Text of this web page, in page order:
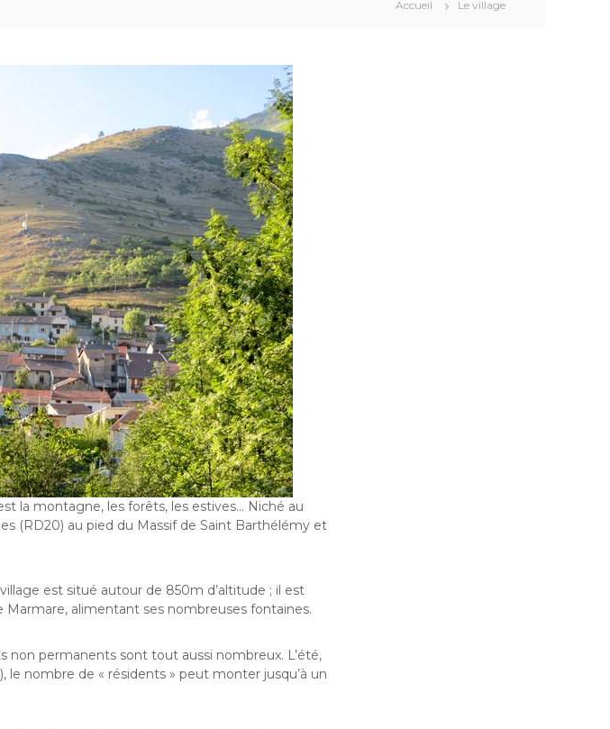
Accueil Le village
la montagne, les forêts, les estives… Niché au
(RD20) au pied du Massif de Saint Barthélémy et
est situé autour de 850m d’altitude ; il est
Marmare, alimentant ses nombreuses fontaines.
non permanents sont tout aussi nombreux. L’été,
le nombre de « résidents » peut monter jusqu’à un